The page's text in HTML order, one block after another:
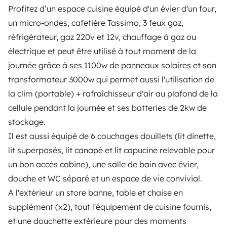
Profitez d’un espace cuisine équipé d'un évier d'un four,
un micro-ondes, cafetière Tassimo, 3 feux gaz,
réfrigérateur, gaz 220v et 12v, chauffage à gaz ou
électrique et peut être utilisé à tout moment de la
journée grâce à ses 1100w de panneaux solaires et son
transformateur 3000w qui permet aussi l'utilisation de
la clim (portable) + rafraîchisseur d'air au plafond de la
cellule pendant la journée et ses batteries de 2kw de
stockage.
Il est aussi équipé de 6 couchages douillets (lit dinette,
lit superposés, lit canapé et lit capucine relevable pour
un bon accès cabine), une salle de bain avec évier,
douche et WC séparé et un espace de vie convivial.
A l'extérieur un store banne, table et chaise en
supplément (x2), tout l'équipement de cuisine fournis,
et une douchette extérieure pour des moments
Help Centre for travellers
OWNERS
Create a listing
Rental contract
Insurance for hiring out
Breakdown assistance
Help Centre for owners
Secure third-party payment system